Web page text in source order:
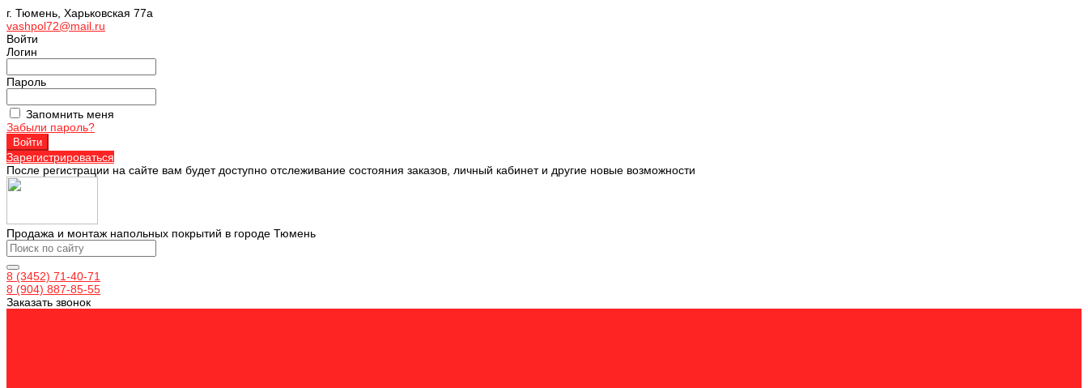
г. Тюмень, Харьковская 77а
vashpol72@mail.ru
Войти
Логин
Пароль
Запомнить меня
Забыли пароль?
Зарегистрироваться
После регистрации на сайте вам будет доступно отслеживание состояния заказов, личный кабинет и другие новые возможности
Продажа и монтаж напольных покрытий в городе Тюмень
8 (3452) 71-40-71
8 (904) 887-85-55
Заказать звонок